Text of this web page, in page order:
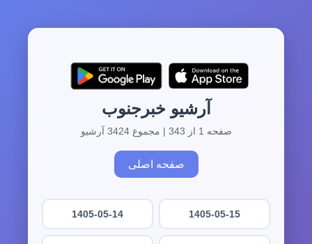
آرشیو خبرجنوب
صفحه 1 از 343 | مجموع 3424 آرشیو
صفحه اصلی
1405-05-15
1405-05-14